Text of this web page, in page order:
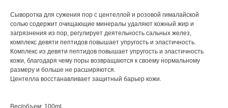
Сыворотка для сужения пор с центеллой и розовой гималайской
солью содержит очищающие минералы удаляют кожный жир и
загрязнения из пор, регулирует деятельность сальных желез,
комплекс девяти пептидов повышает упругость и эластичность.
Комплекс из девяти пептидов повышает упругость и эластичность
кожи, благодаря чему поры возвращаются к своему нормальному
размеру и больше не расширяются.
Центелла восстанавливает защитный барьер кожи.